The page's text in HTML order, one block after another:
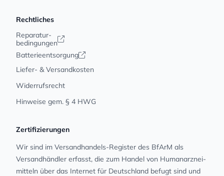
Rechtliches
Reparatur-
bedingungen
Batterieentsorgung
Liefer- & Versandkosten
Widerrufsrecht
Hinweise gem. § 4 HWG
Zertifizierungen
Wir sind im Versandhandels-Register des BfArM als
Versandhändler erfasst, die zum Handel von Human­arz­nei­
mit­teln über das Internet für Deutschland befugt sind und